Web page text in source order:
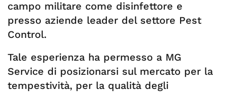
campo militare come disinfettore e
presso aziende leader del settore Pest
Control.
Tale esperienza ha permesso a MG
Service di posizionarsi sul mercato per la
tempestività, per la qualità degli